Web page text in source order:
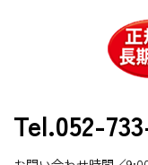
Tel.052-